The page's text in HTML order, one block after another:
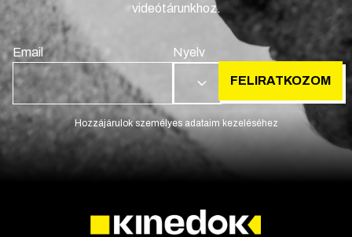
videótárunkhoz.
Email Nyelv
HU FELIRATKOZOM
Hozzájárulok személyes adataim kezeléséhez